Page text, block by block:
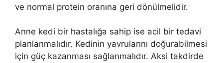
ve normal protein oranına geri dönülmelidir.
Anne kedi bir hastalığa sahip ise acil bir tedavi
planlanmalıdır. Kedinin yavrularını doğurabilmesi
için güç kazanması sağlanmalıdır. Aksi takdirde